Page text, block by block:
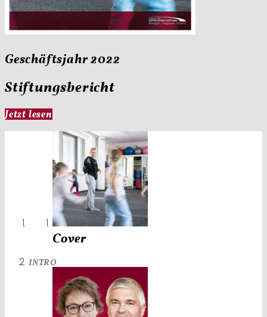
Geschäftsjahr 2022
Stiftungsbericht
Jetzt lesen
Cover
INTRO